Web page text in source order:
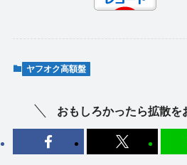
ヤフオク高額盤
おもしろかったら拡散を